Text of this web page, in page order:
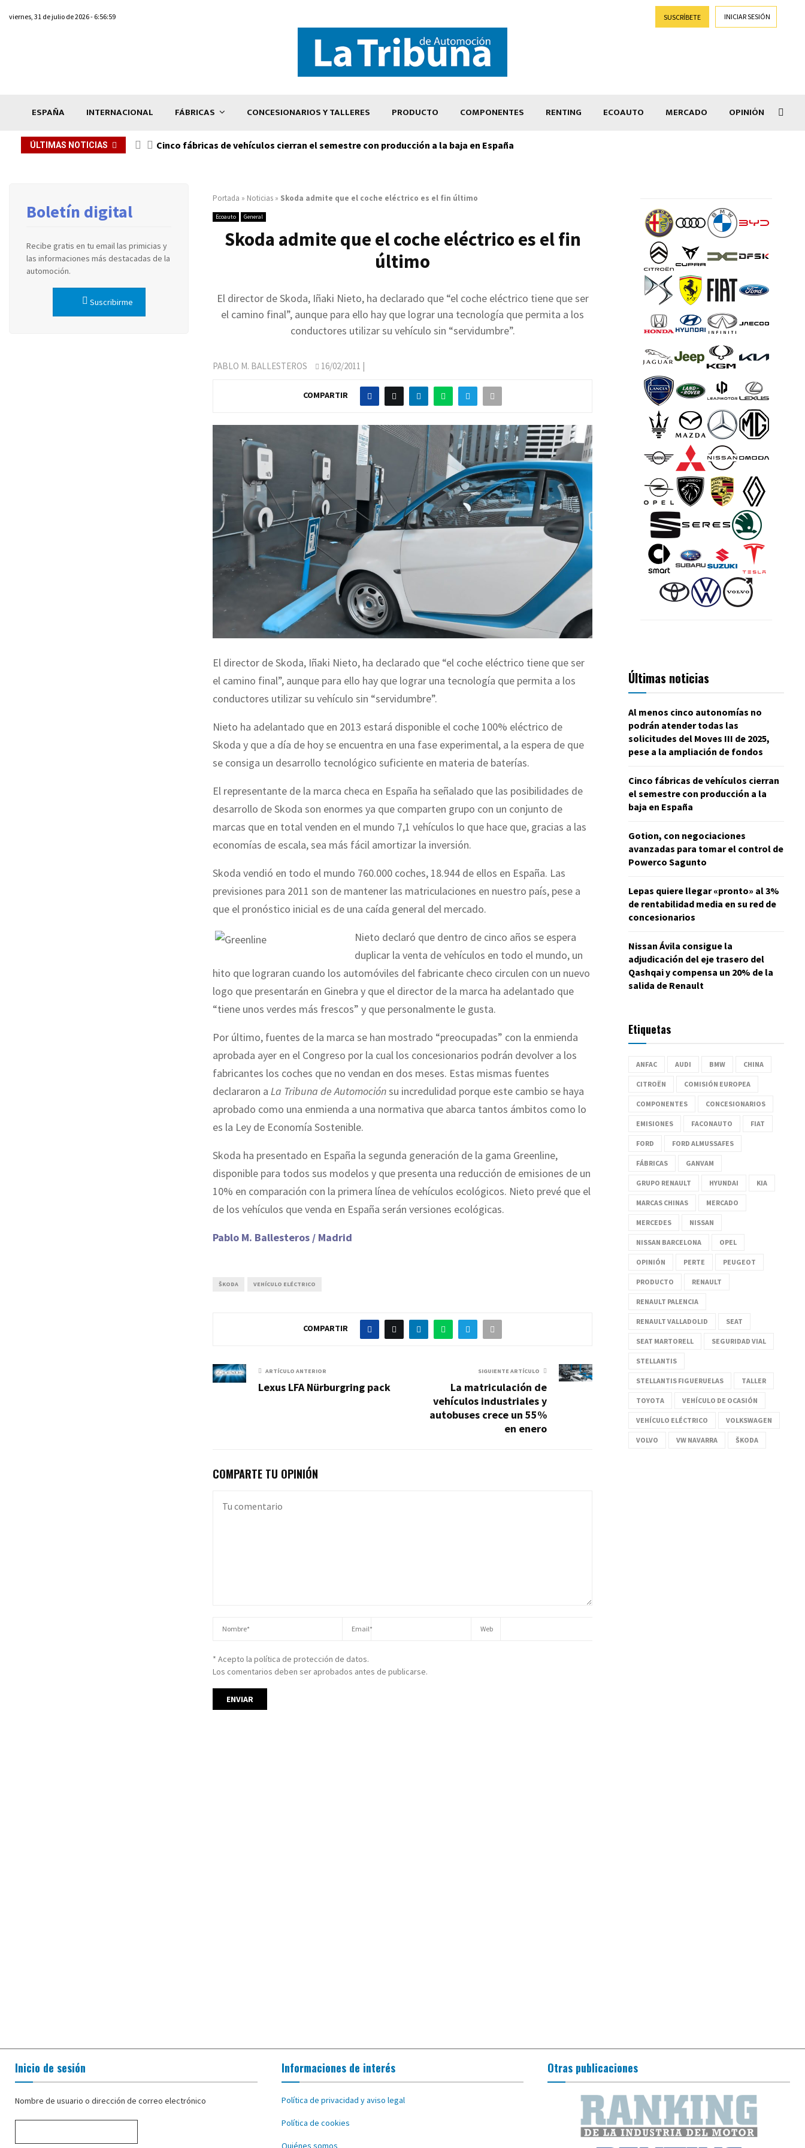
viernes, 31 de julio de 2026 - 6:56:59 SUSCRÍBETE INICIAR SESIÓN
ESPAÑA INTERNACIONAL FÁBRICAS CONCESIONARIOS Y TALLERES PRODUCTO COMPONENTES RENTING ECOAUTO MERCADO OPINIÓN
ÚLTIMAS NOTICIAS Cinco fábricas de vehículos cierran el semestre con producción a la baja en España
Portada » Noticias » Skoda admite que el coche eléctrico es el fin último
Ecoauto General
Skoda admite que el coche eléctrico es el fin
último
El director de Skoda, Iñaki Nieto, ha declarado que “el coche eléctrico tiene que ser
el camino final”, aunque para ello hay que lograr una tecnología que permita a los
conductores utilizar su vehículo sin “servidumbre”.
PABLO M. BALLESTEROS 16/02/2011 |
COMPARTIR
El director de Skoda, Iñaki Nieto, ha declarado que “el coche eléctrico tiene que ser
el camino final”, aunque para ello hay que lograr una tecnología que permita a los
conductores utilizar su vehículo sin “servidumbre”.
Nieto ha adelantado que en 2013 estará disponible el coche 100% eléctrico de
Skoda y que a día de hoy se encuentra en una fase experimental, a la espera de que
se consiga un desarrollo tecnológico suficiente en materia de baterías.
El representante de la marca checa en España ha señalado que las posibilidades de
desarrollo de Skoda son enormes ya que comparten grupo con un conjunto de
marcas que en total venden en el mundo 7,1 vehículos lo que hace que, gracias a las
economías de escala, sea más fácil amortizar la inversión.
Skoda vendió en todo el mundo 760.000 coches, 18.944 de ellos en España. Las
previsiones para 2011 son de mantener las matriculaciones en nuestro país, pese a
que el pronóstico inicial es de una caída general del mercado.
Nieto declaró que dentro de cinco años se espera
duplicar la venta de vehículos en todo el mundo, un
hito que lograran cuando los automóviles del fabricante checo circulen con un nuevo
logo que presentarán en Ginebra y que el director de la marca ha adelantado que
“tiene unos verdes más frescos” y que personalmente le gusta.
Por último, fuentes de la marca se han mostrado “preocupadas” con la enmienda
aprobada ayer en el Congreso por la cual los concesionarios podrán devolver a los
fabricantes los coches que no vendan en dos meses. Estas mismas fuentes
declararon a La Tribuna de Automociónsu incredulidad porque este cambio se haya
aprobado como una enmienda a una normativa que abarca tantos ámbitos como lo
es la Ley de Economía Sostenible.
Skoda ha presentado en España la segunda generación de la gama Greenline,
disponible para todos sus modelos y que presenta una reducción de emisiones de un
10% en comparación con la primera línea de vehículos ecológicos. Nieto prevé que el
de los vehículos que venda en España serán versiones ecológicas.
Pablo M. Ballesteros / Madrid
ŠKODA VEHÍCULO ELÉCTRICO
COMPARTIR
ARTÍCULO ANTERIOR
Lexus LFA Nürburgring pack
SIGUIENTE ARTÍCULO
La matriculación de
vehículos industriales y
autobuses crece un 55%
en enero
COMPARTE TU OPINIÓN
* Acepto la política de protección de datos.
Los comentarios deben ser aprobados antes de publicarse.
Boletín digital
Recibe gratis en tu email las primicias y
las informaciones más destacadas de la
automoción.
Suscribirme
Últimas noticias
Al menos cinco autonomías no
podrán atender todas las
solicitudes del Moves III de 2025,
pese a la ampliación de fondos
Cinco fábricas de vehículos cierran
el semestre con producción a la
baja en España
Gotion, con negociaciones
avanzadas para tomar el control de
Powerco Sagunto
Lepas quiere llegar «pronto» al 3%
de rentabilidad media en su red de
concesionarios
Nissan Ávila consigue la
adjudicación del eje trasero del
Qashqai y compensa un 20% de la
salida de Renault
Etiquetas
ANFAC AUDI BMW CHINA
CITROËN COMISIÓN EUROPEA
COMPONENTES CONCESIONARIOS
EMISIONES FACONAUTO FIAT
FORD FORD ALMUSSAFES
FÁBRICAS GANVAM
GRUPO RENAULT HYUNDAI KIA
MARCAS CHINAS MERCADO
MERCEDES NISSAN
NISSAN BARCELONA OPEL
OPINIÓN PERTE PEUGEOT
PRODUCTO RENAULT
RENAULT PALENCIA
RENAULT VALLADOLID SEAT
SEAT MARTORELL SEGURIDAD VIAL
STELLANTIS
STELLANTIS FIGUERUELAS TALLER
TOYOTA VEHÍCULO DE OCASIÓN
VEHÍCULO ELÉCTRICO VOLKSWAGEN
VOLVO VW NAVARRA ŠKODA
Inicio de sesión
Nombre de usuario o dirección de correo electrónico
Informaciones de interés
Política de privacidad y aviso legal
Política de cookies
Quiénes somos
Otras publicaciones